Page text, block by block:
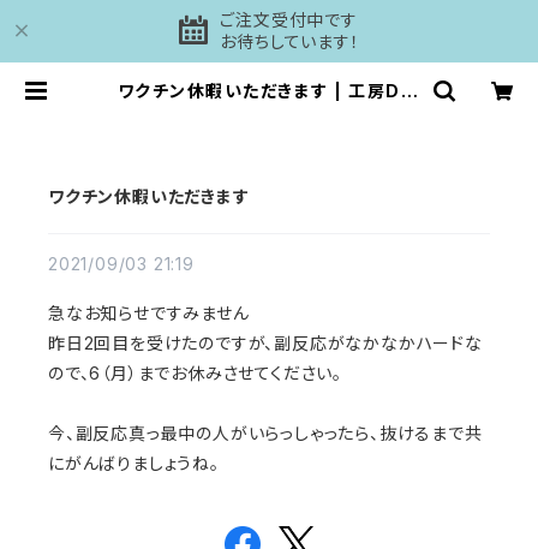
ご注文受付中です
お待ちしています！
ワクチン休暇いただきます | 工房DAI
ワクチン休暇いただきます
2021/09/03 21:19
急なお知らせですみません
昨日2回目を受けたのですが、副反応がなかなかハードな
ので、6（月）までお休みさせてください。
今、副反応真っ最中の人がいらっしゃったら、抜けるまで共
にがんばりましょうね。